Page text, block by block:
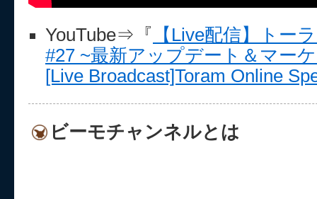
YouTube⇒『
【Live配信】トー
#27 ~最新アップデート＆マー
[Live Broadcast]Toram Online
ビーモチャンネルとは